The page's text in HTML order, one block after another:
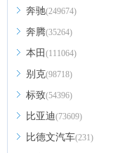
奔驰(249674)
奔腾(35264)
本田 (111064)
别克(98718)
标致(54396)
比亚迪(73609)
比德文汽车(231)